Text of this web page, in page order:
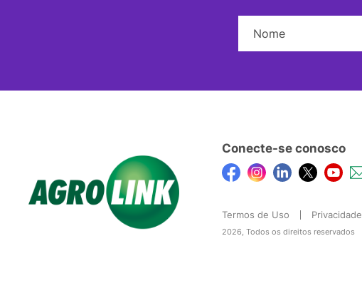
Conecte-se conosco
Termos de Uso Privacidade
2026, Todos os direitos reservados